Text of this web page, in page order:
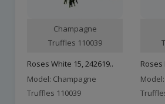
Champagne
Truffles 110039
Roses White 15, 242619..
Model: Champagne
Truffles 110039
Roses